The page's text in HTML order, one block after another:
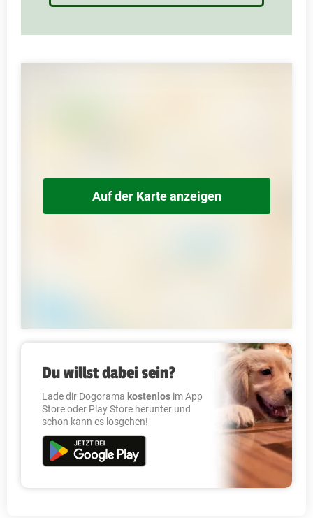
Auf der Karte anzeigen
Du willst dabei sein?
Lade dir Dogorama kostenlos im App
Store oder Play Store herunter und
schon kann es losgehen!